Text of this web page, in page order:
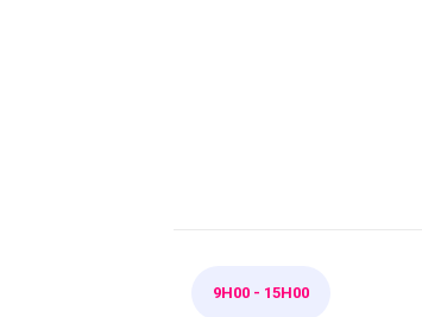
9H00 - 15H00